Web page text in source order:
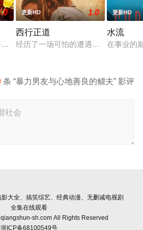
的导演朱达仁萌生拍一部《河南人在
更新HD 1.0
西行正道
经历了一场可怕的遭遇后，一位小镇
更新HD
水流
在事业的
条 “暴力男友与心地善良的鳏夫” 影评
大全、搞笑综艺、经典动漫、无删减电视剧
全集在线观看
sh.com All Rights Reserved
浙ICP备68100549号